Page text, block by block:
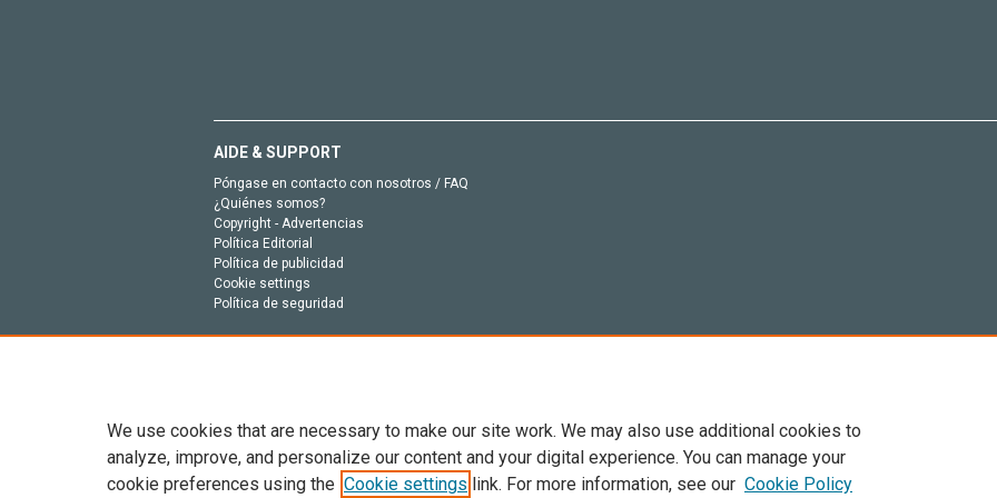
AIDE & SUPPORT
Póngase en contacto con nosotros / FAQ
¿Quiénes somos?
Copyright - Advertencias
Política Editorial
Política de publicidad
Cookie settings
Política de seguridad
Todo el contenido en este sitio: Copyright © 2026 Elsevier, sus licenciantes y colaboradores. Se reservan todos los derechos,
We use cookies that are necessary to make our site work. We may also use additional cookies to
analyze, improve, and personalize our content and your digital experience. You can manage your
cookie preferences using the Cookie settings link. For more information, see our Cookie Policy